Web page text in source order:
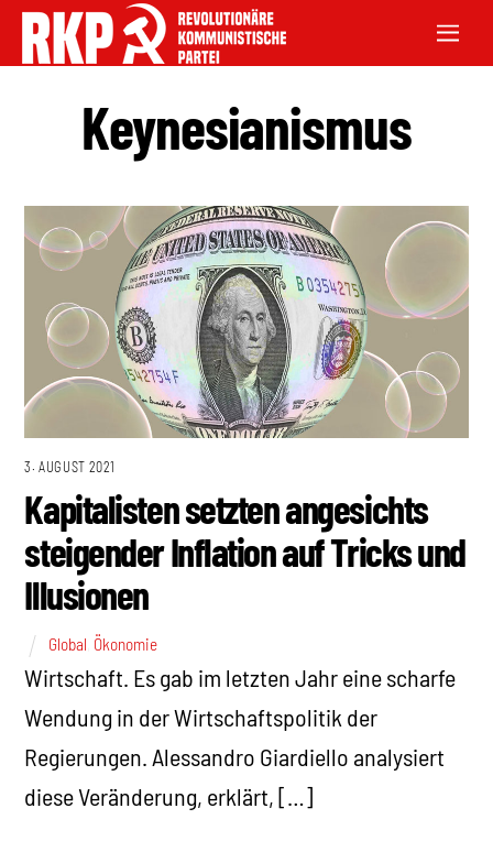
Keynesianismus
3. AUGUST 2021
Kapitalisten setzten angesichts
steigender Inflation auf Tricks und
Illusionen
Global Ökonomie
Wirtschaft. Es gab im letzten Jahr eine scharfe
Wendung in der Wirtschaftspolitik der
Regierungen. Alessandro Giardiello analysiert
diese Veränderung, erklärt, […]